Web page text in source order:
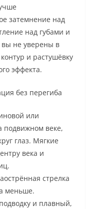
затемнение над
над губами и
вы не уверены в
и растушёвку
эффекта.
без перегиба
или
подвижном веке,
глаз. Мягкие
века и
стрелка
меньше.
и плавный,